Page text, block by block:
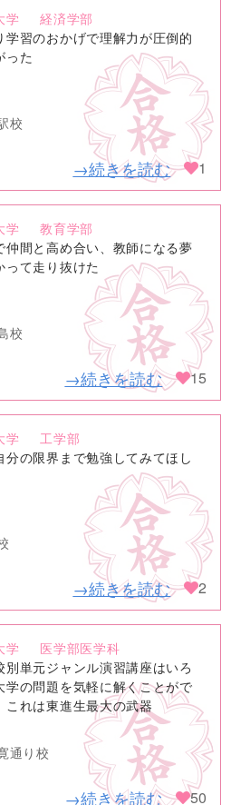
学
経済学部
学習のおかげで理解力が圧倒的
った
校
→続きを読む 1
学
教育学部
仲間と高め合い、教師になる夢
って走り抜けた
校
→続きを読む 15
学
工学部
分の限界まで勉強してみてほし
→続きを読む 2
学
医学部医学科
別単元ジャンル演習講座はいろ
学の問題を気軽に解くことがで
これは東進生最大の武器
通り校
→続きを読む 50